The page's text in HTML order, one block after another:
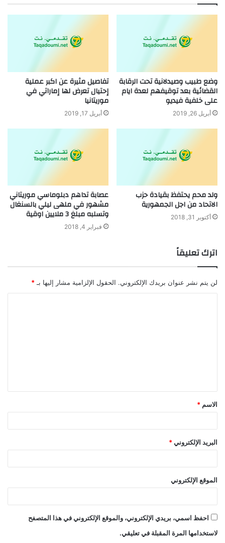
وضع طبيب وصيدلانية تحت الرقابة
القضائية بعد توقيفهم لعدة ايام
على خلفية فيديو
أبريل 26, 2019
تفاصيل مثيرة عن اكبر عملية
إحتيال تعرض لها إماراتي في
موريتانيا
أبريل 17, 2019
ولد محم يحتفظ بقيادة حزب
الاتحاد من اجل الجمهورية
أكتوبر 31, 2018
عصابة تداهم دبلوماسي موريتاني
مشهور في ملهى ليلي بالسنغال
وتسلبه مبلغ 3 ملايين اوقية
فبراير 4, 2018
اترك تعليقاً
لن يتم نشر عنوان بريدك الإلكتروني. الحقول الإلزامية مشار إليها بـ *
ق
*
الاسم *
البريد الإلكتروني *
الموقع الإلكتروني
احفظ اسمي، بريدي الإلكتروني، والموقع الإلكتروني في هذا المتصفح
لاستخدامها المرة المقبلة في تعليقي.